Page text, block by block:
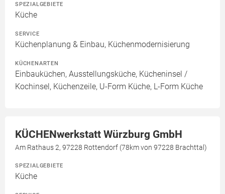
SPEZIALGEBIETE
Küche
SERVICE
Küchenplanung & Einbau, Küchenmodernisierung
KÜCHENARTEN
Einbauküchen, Ausstellungsküche, Kücheninsel /
Kochinsel, Küchenzeile, U-Form Küche, L-Form Küche
KÜCHENwerkstatt Würzburg GmbH
Am Rathaus 2, 97228 Rottendorf (78km von 97228 Brachttal)
SPEZIALGEBIETE
Küche